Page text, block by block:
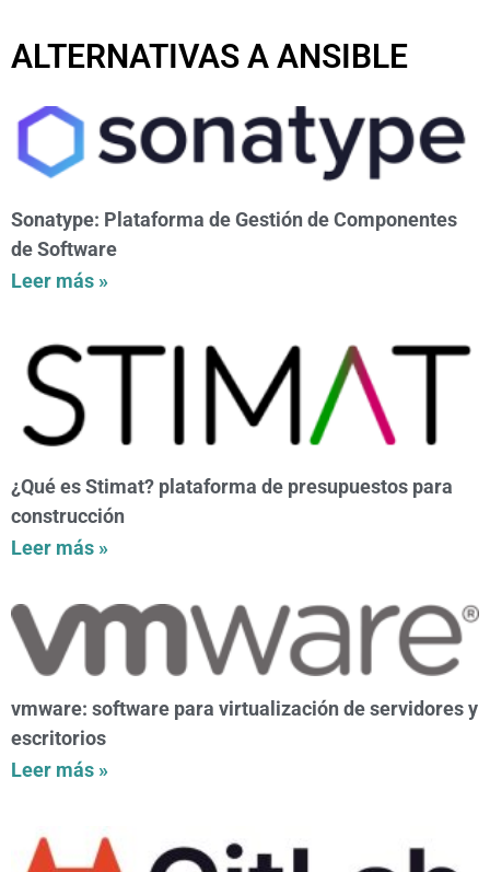
ALTERNATIVAS A ANSIBLE
Sonatype: Plataforma de Gestión de Componentes
de Software
Leer más »
¿Qué es Stimat? plataforma de presupuestos para
construcción
Leer más »
vmware: software para virtualización de servidores y
escritorios
Leer más »